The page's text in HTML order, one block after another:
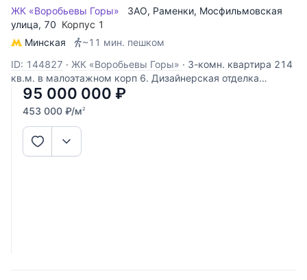
ЖК «Воробьевы Горы» ЗАО, Раменки, Мосфильмовская
улица, 70 Корпус 1
Минская
~11 мин. пешком
ID: 144827 · ЖК «Воробьевы Горы» · 3-комн. квартира 214
кв.м. в малоэтажном корп 6. Дизайнерская отделка
выполнена в классическом стиле с использованием
различных сортов итальянского мрамора. Авторские
элементы декора, мозаичные полы с подогревом.
Итальянская мебель. Бытовая
95 000 000 ₽
453 000 ₽/м2